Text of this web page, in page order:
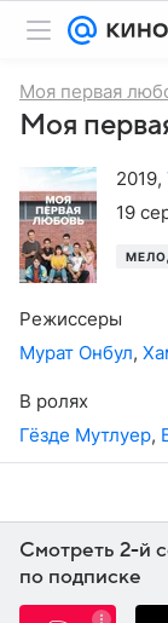
Моя первая
Моя
2019,
19
Режиссеры
Мурат Онбул,
В ролях
Гёзде Мутлуер,
Смотреть 2-й
по подписке